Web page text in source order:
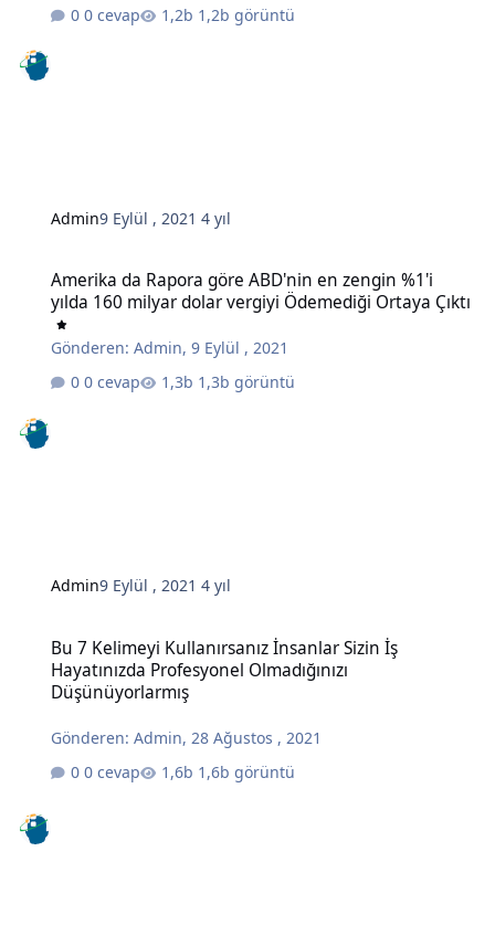
0 cevap
1,2b görüntü
Admin9 Eylül , 20214 yıl
Amerika da Rapora göre ABD'nin en zengin %1'i
yılda 160 milyar dolar vergiyi Ödemediği Ortaya Çıktı
Gönderen:Admin,9 Eylül , 2021
0 cevap
1,3b görüntü
Admin9 Eylül , 20214 yıl
Bu 7 Kelimeyi Kullanırsanız İnsanlar Sizin İş
Hayatınızda Profesyonel Olmadığınızı
Düşünüyorlarmış
Gönderen:Admin,28 Ağustos , 2021
0 cevap
1,6b görüntü